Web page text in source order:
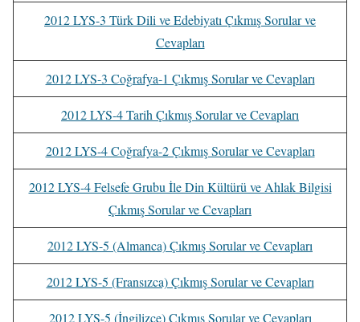
2012 LYS-3 Türk Dili ve Edebiyatı Çıkmış Sorular ve
Cevapları
2012 LYS-3 Coğrafya-1 Çıkmış Sorular ve Cevapları
2012 LYS-4 Tarih Çıkmış Sorular ve Cevapları
2012 LYS-4 Coğrafya-2 Çıkmış Sorular ve Cevapları
2012 LYS-4 Felsefe Grubu İle Din Kültürü ve Ahlak Bilgisi
Çıkmış Sorular ve Cevapları
2012 LYS-5 (Almanca) Çıkmış Sorular ve Cevapları
2012 LYS-5 (Fransızca) Çıkmış Sorular ve Cevapları
2012 LYS-5 (İngilizce) Çıkmış Sorular ve Cevapları